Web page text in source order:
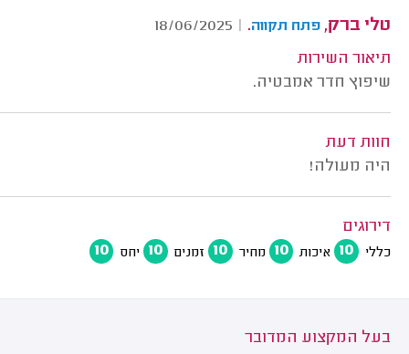
טלי ברק, פתח תקווה.
|
18/06/2025
תיאור השירות
שיפוץ חדר אמבטיה.
חוות דעת
היה מעולה!
דירוגים
כללי 10 איכות 10 מחיר 10 זמנים 10 יחס 10
בעל המקצוע המדובר